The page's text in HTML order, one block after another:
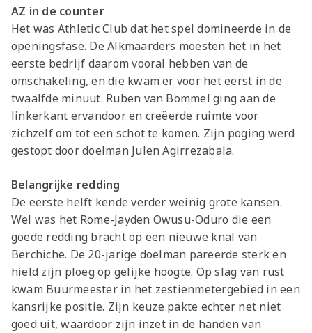
AZ in de counter
Het was Athletic Club dat het spel domineerde in de
openingsfase. De Alkmaarders moesten het in het
eerste bedrijf daarom vooral hebben van de
omschakeling, en die kwam er voor het eerst in de
twaalfde minuut. Ruben van Bommel ging aan de
linkerkant ervandoor en creëerde ruimte voor
zichzelf om tot een schot te komen. Zijn poging werd
gestopt door doelman Julen Agirrezabala.
Belangrijke redding
De eerste helft kende verder weinig grote kansen.
Wel was het Rome-Jayden Owusu-Oduro die een
goede redding bracht op een nieuwe knal van
Berchiche. De 20-jarige doelman pareerde sterk en
hield zijn ploeg op gelijke hoogte. Op slag van rust
kwam Buurmeester in het zestienmetergebied in een
kansrijke positie. Zijn keuze pakte echter net niet
goed uit, waardoor zijn inzet in de handen van